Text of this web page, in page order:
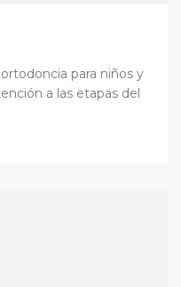
para niños y
a las etapas del